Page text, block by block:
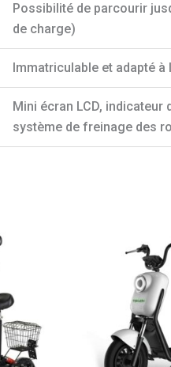
Possibilité de parcourir
de charge)
Immatriculable et adapté
Mini écran LCD,
système de freinage des
:
€